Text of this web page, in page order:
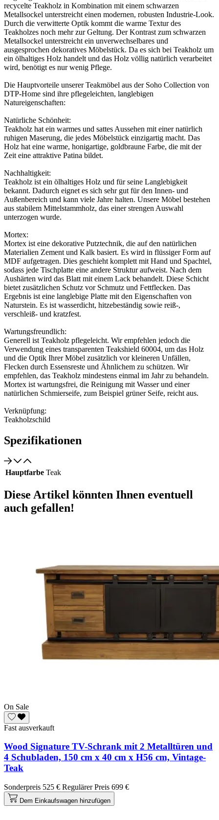
recycelte Teakholz in Kombination mit einem schwarzen
Metallsockel unterstreicht einen modernen, robusten Industrie-Look.
Durch die verwitterte Optik kommt die warme Textur des
Teakholzes noch mehr zur Geltung. Der Kontrast zum schwarzen
Metallsockel unterstreicht ein unverwechselbares und
ausgesprochen dekoratives Möbelstück. Da es sich bei Teakholz um
ein ölhaltiges Holz handelt und das Holz völlig natürlich verarbeitet
wird, benötigt es nur wenig Pflege.
Die Hauptvorteile unserer Teakmöbel aus der Soho Collection von
DTP-Home sind ihre pflegeleichten, langlebigen
Natureigenschaften:
Natürliche Schönheit:
Teakholz hat ein warmes und sattes Aussehen mit einer natürlich
ruhigen Maserung, die jedes Möbelstück einzigartig macht. Das
Holz hat eine warme, honigartige, goldbraune Farbe, die mit der
Zeit eine attraktive Patina bildet.
Nachhaltigkeit:
Teakholz ist ein ölhaltiges Holz und für seine Langlebigkeit
bekannt. Dadurch eignet es sich sehr gut für den Innen- und
Außenbereich und kann viele Jahre halten. Unsere Möbel bestehen
aus stabilem Mittelstammholz, das einer strengen Auswahl
unterzogen wurde.
Mortex:
Mortex ist eine dekorative Putztechnik, die auf den natürlichen
Materialien Zement und Kalk basiert. Es wird in flüssiger Form auf
MDF aufgetragen. Dies geschieht komplett mit Hand und Spachtel,
sodass jede Tischplatte eine andere Struktur aufweist. Nach dem
Aushärten wird das Blatt mit einem Lack behandelt. Diese Schicht
bietet zusätzlichen Schutz vor Schmutz und Fettflecken. Das
Ergebnis ist eine langlebige Platte mit den Eigenschaften von
Naturstein. Es ist wasserdicht, hitzebeständig sowie reiß-,
verschleiß- und kratzfest.
Wartungsfreundlich:
Generell ist Teakholz pflegeleicht. Wir empfehlen jedoch die
Verwendung eines transparenten Teakshield 60004, um das Holz
und die Optik Ihrer Möbel zusätzlich vor kleineren Unfällen,
Flecken durch Essensreste und Ähnlichem zu schützen. Wir
empfehlen, das Teakholz mindestens einmal im Jahr zu behandeln.
Mortex ist wartungsfrei, die Reinigung mit Wasser und einer
natürlichen Schmierseife, zum Beispiel grüner Seife, reicht aus.
Verknüpfung:
Teakholzschild
Spezifikationen
Hauptfarbe Teak
Diese Artikel könnten Ihnen eventuell
auch gefallen!
On Sale
Fast ausverkauft
Wood Signature TV-Schrank mit 2 Metalltüren und
4 Schubladen, 150 cm x 40 cm x H56 cm, Vintage-
Teak
Sonderpreis 525 € Regulärer Preis 699 €
Dem Einkaufswagen hinzufügen